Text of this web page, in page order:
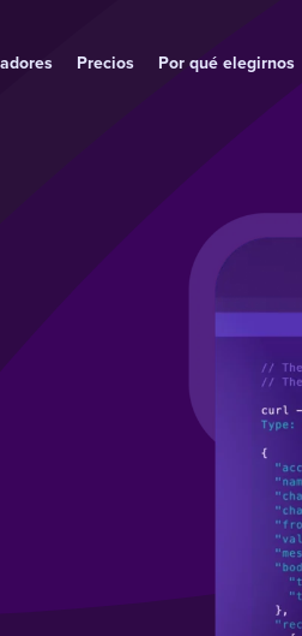
Precios Por qué elegirnos